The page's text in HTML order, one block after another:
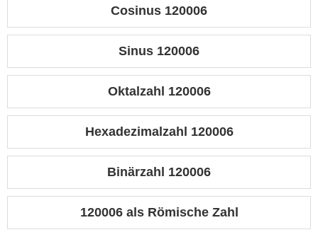
Cosinus 120006
Sinus 120006
Oktalzahl 120006
Hexadezimalzahl 120006
Binärzahl 120006
120006 als Römische Zahl